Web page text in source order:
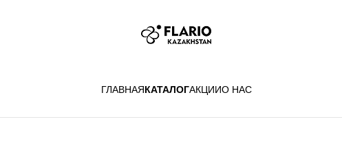
ГЛАВНАЯКАТАЛОГАКЦИИО НАС